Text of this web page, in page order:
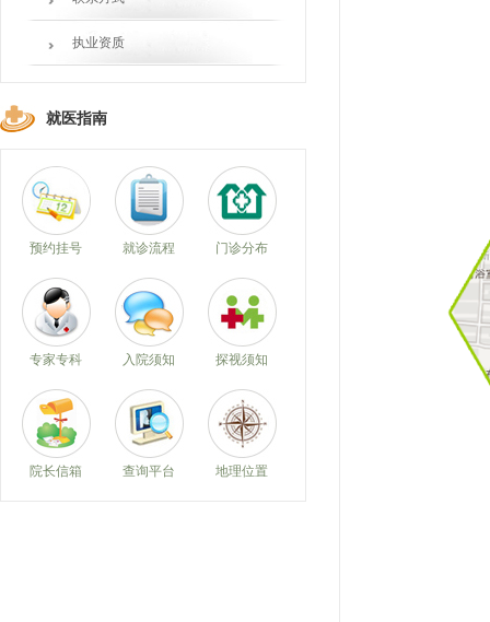
执业资质
就医指南
预约挂号 就诊流程 门诊分布
专家专科 入院须知 探视须知
院长信箱 查询平台 地理位置